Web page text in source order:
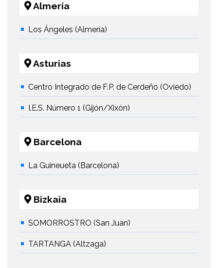
Almería
Los Ángeles (Almería)
Asturias
Centro Integrado de F.P. de Cerdeño (Oviedo)
I.E.S. Número 1 (Gijón/Xixón)
Barcelona
La Guineueta (Barcelona)
Bizkaia
SOMORROSTRO (San Juan)
TARTANGA (Altzaga)